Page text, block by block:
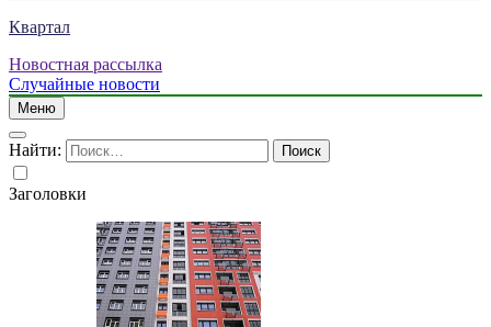
Квартал
Новостная рассылка
Случайные новости
Меню
Найти:
Заголовки